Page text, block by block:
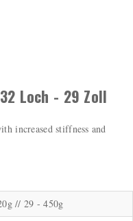
32 Loch - 29 Zoll
increased stiffness and
// 29 - 450g